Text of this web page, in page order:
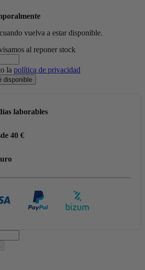
vuelva a estar disponible.
al reponer stock
la política de privacidad
disponible
laborables
40 €